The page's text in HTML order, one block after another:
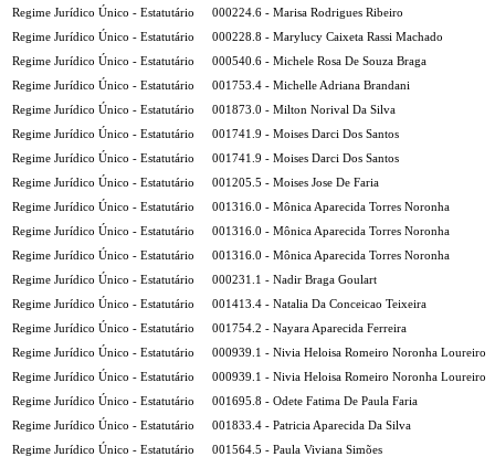
Regime Jurídico Único - Estatutário
000224.6 - Marisa Rodrigues Ribeiro
Regime Jurídico Único - Estatutário
000228.8 - Marylucy Caixeta Rassi Machado
Regime Jurídico Único - Estatutário
000540.6 - Michele Rosa De Souza Braga
Regime Jurídico Único - Estatutário
001753.4 - Michelle Adriana Brandani
Regime Jurídico Único - Estatutário
001873.0 - Milton Norival Da Silva
Regime Jurídico Único - Estatutário
001741.9 - Moises Darci Dos Santos
Regime Jurídico Único - Estatutário
001741.9 - Moises Darci Dos Santos
Regime Jurídico Único - Estatutário
001205.5 - Moises Jose De Faria
Regime Jurídico Único - Estatutário
001316.0 - Mônica Aparecida Torres Noronha
Regime Jurídico Único - Estatutário
001316.0 - Mônica Aparecida Torres Noronha
Regime Jurídico Único - Estatutário
001316.0 - Mônica Aparecida Torres Noronha
Regime Jurídico Único - Estatutário
000231.1 - Nadir Braga Goulart
Regime Jurídico Único - Estatutário
001413.4 - Natalia Da Conceicao Teixeira
Regime Jurídico Único - Estatutário
001754.2 - Nayara Aparecida Ferreira
Regime Jurídico Único - Estatutário
000939.1 - Nivia Heloisa Romeiro Noronha Loureiro
Regime Jurídico Único - Estatutário
000939.1 - Nivia Heloisa Romeiro Noronha Loureiro
Regime Jurídico Único - Estatutário
001695.8 - Odete Fatima De Paula Faria
Regime Jurídico Único - Estatutário
001833.4 - Patricia Aparecida Da Silva
Regime Jurídico Único - Estatutário
001564.5 - Paula Viviana Simões